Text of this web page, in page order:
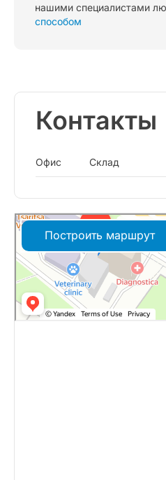
нашими специалистами
способом
Контакты
Офис Склад
Построить маршрут